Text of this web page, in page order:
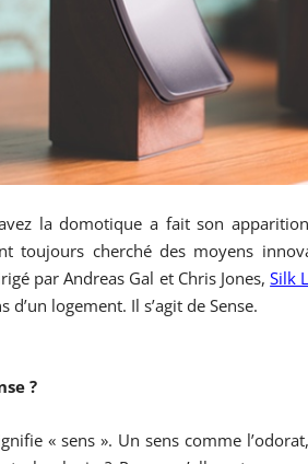
la domotique a fait son
toujours cherché des moyens
par Andreas Gal et Chris Jones,Silk
d’un logement. Il s’agit de Sense.
?
« sens ». Un sens comme